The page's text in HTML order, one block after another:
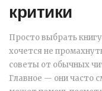
критики
Просто выбрать
хочется не
советы от обычных
Главное — они часто